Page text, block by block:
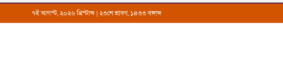
৭ই আগস্ট, ২০২৬ খ্রিস্টাব্দ | ২৩শে শ্রাবণ, ১৪৩৩ বঙ্গাব্দ